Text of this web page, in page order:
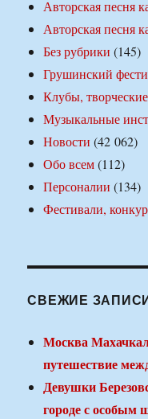
Авторская песня
Авторская песня
Без рубрики (145)
Грушинский
Клубы,
Музыкальные
Новости (42 062)
Обо всем(112)
Персоналии (134)
Фестивали,
СВЕЖИЕ
Москва
путешествие
Девушки
городе с особым